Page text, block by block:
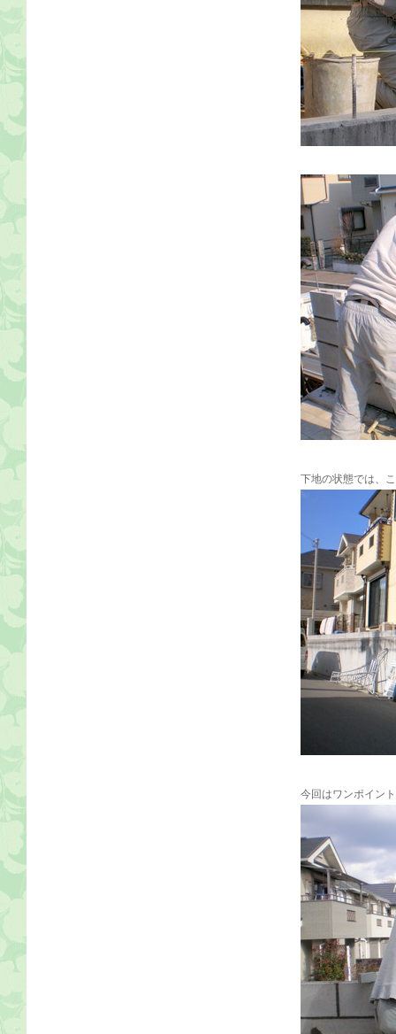
下地の状態では、
今回はワンポイン